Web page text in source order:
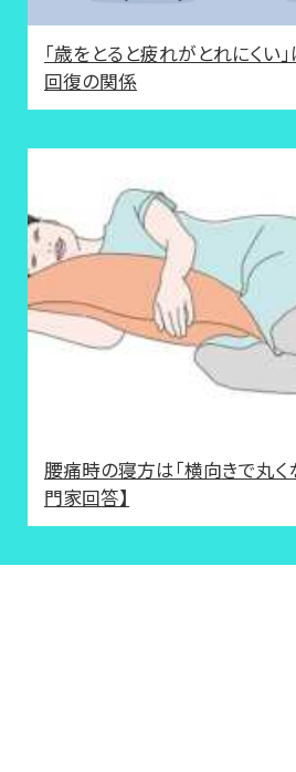
「歳をとると疲れがとれにくい
回復の関係
腰痛時の寝方は「横向きで丸く
門家回答】